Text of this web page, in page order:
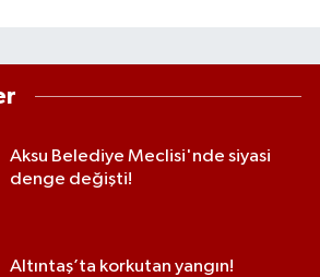
Aksu Belediye Meclisi'nde siyasi
denge değişti!
Altıntaş’ta korkutan yangın!